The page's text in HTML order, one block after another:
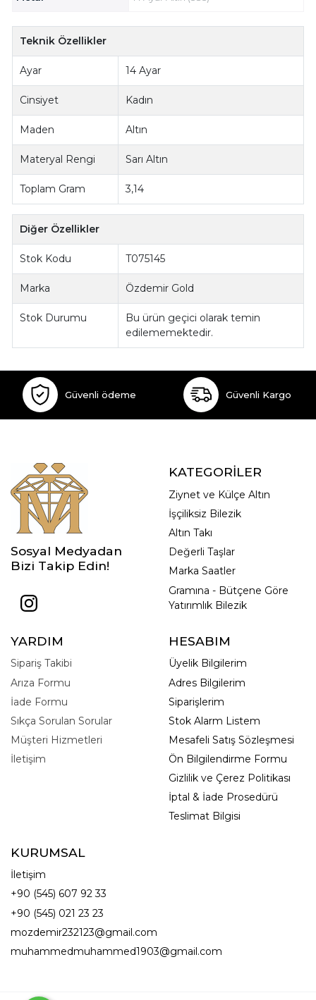
Teknik Özellikler
Ayar 14 Ayar
Cinsiyet Kadın
Maden Altın
Materyal Rengi Sarı Altın
Toplam Gram 3,14
Diğer Özellikler
Stok Kodu T075145
Marka Özdemir Gold
Stok Durumu
Bu ürün geçici olarak temin
edilememektedir.
Güvenli ödeme Güvenli Kargo
Sosyal Medyadan
Bizi Takip Edin!
KATEGORİLER
Ziynet ve Külçe Altın
İşçiliksiz Bilezik
Altın Takı
Değerli Taşlar
Marka Saatler
Gramına - Bütçene Göre
Yatırımlık Bilezik
YARDIM
Sipariş Takibi
Arıza Formu
İade Formu
Sıkça Sorulan Sorular
Müşteri Hizmetleri
İletişim
HESABIM
Üyelik Bilgilerim
Adres Bilgilerim
Siparişlerim
Stok Alarm Listem
Mesafeli Satış Sözleşmesi
Ön Bilgilendirme Formu
Gizlilik ve Çerez Politikası
İptal & İade Prosedürü
Teslimat Bilgisi
KURUMSAL
İletişim
+90 (545) 607 92 33
+90 (545) 021 23 23
mozdemir232123@gmail.com
muhammedmuhammed1903@gmail.com